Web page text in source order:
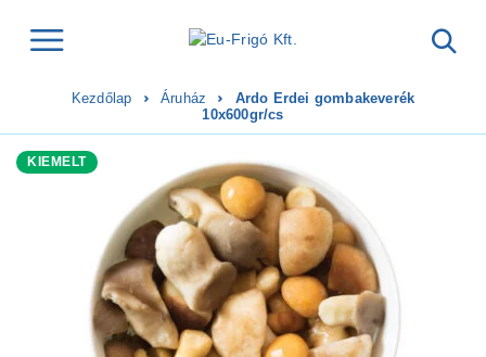
Kezdőlap Áruház
Ardo Erdei gombakeverék
10x600gr/cs
KIEMELT